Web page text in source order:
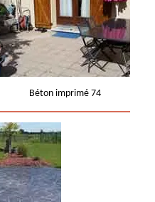
Béton imprimé 74